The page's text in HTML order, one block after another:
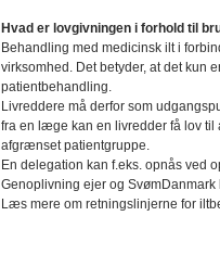
Hvad er lovgivningen i forhold til
Behandling med medicinsk ilt i
virksomhed. Det betyder, at det kun
patientbehandling.
Livreddere må derfor som
fra en læge kan en livredder få lov til
afgrænset patientgruppe.
En delegation kan f.eks. opnås ved
Genoplivning ejer og
Læs mere om retningslinjerne for